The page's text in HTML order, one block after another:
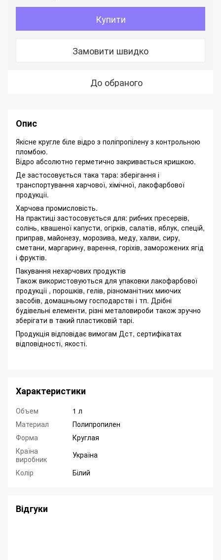
Купити
Замовити швидко
До обраного
Опис
Якісне кругле біле відро з поліпропілену з контрольною
пломбою.
Відро абсолютно герметично закривається кришкою.
Де застосовується така тара: зберігання і
транспортування харчової, хімічної, лакофарбової
продукції.
Харчова промисловість.
На практиці застосовується для: рибних пресервів,
солінь, квашеної капусти, огірків, салатів, яблук, спецій,
приправ, майонезу, морозива, меду, халви, сиру,
сметани, маргарину, варення, горіхів, заморожених ягід
і фруктів.
Пакування нехарчових продуктів
Також використовуються для упаковки лакофарбової
продукції , порошків, гелів, різноманітних миючих
засобів, домашньому господарстві і тп. Дрібні
будівельні елементи, різні металовироби також зручно
зберігати в такий пластиковій тарі.
Продукція відповідає вимогам Дст, сертифікатах
відповідності, якості.
Характеристики
Объем
1 л
Материал
Полипропилен
Форма
Круглая
Країна
виробник
Україна
Колір
Білий
Відгуки